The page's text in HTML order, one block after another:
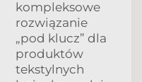
kompleksowe
rozwiązanie
„pod klucz” dla
produktów
tekstylnych